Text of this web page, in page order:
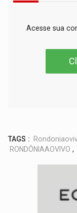
Acesse sua
TAGS :
RONDÔNIAAOVIVO ,